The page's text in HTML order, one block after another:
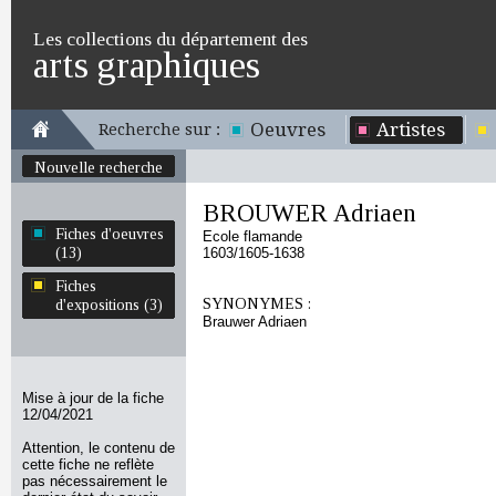
Les collections du département des
arts graphiques
Recherche sur : Oeuvres Artistes
Nouvelle recherche
Fiches d'oeuvres
(13)
Fiches
d'expositions (3)
Mise à jour de la fiche
12/04/2021
Attention, le contenu de
cette fiche ne reflète
pas nécessairement le
BROUWER Adriaen
Ecole flamande
1603/1605-1638
SYNONYMES :
Brauwer Adriaen